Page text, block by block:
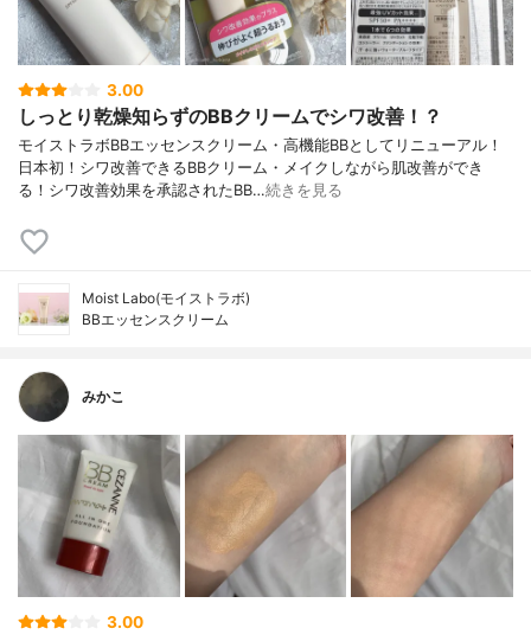
3.00
しっとり乾燥知らずのBBクリームでシワ改善！？
モイストラボBBエッセンスクリーム・高機能BBとしてリニューアル！
日本初！シワ改善できるBBクリーム・メイクしながら肌改善ができ
る！シワ改善効果を承認されたBB…続きを見る
Moist Labo(モイストラボ)
BBエッセンスクリーム
みかこ
3.00